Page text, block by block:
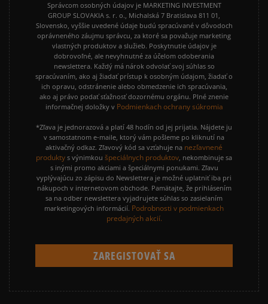
Správcom osobných údajov je MARKETING INVESTMENT
GROUP SLOVAKIA s. r. o., Michalská 7 Bratislava 811 01,
Slovensko, vyššie uvedené údaje budú spracúvané v dôvodoch
oprávneného záujmu správcu, za ktoré sa považuje marketing
vlastných produktov a služieb. Poskytnutie údajov je
dobrovoľné, ale nevyhnutné za účelom odoberania
newslettera. Každý má nárok odvolať svoj súhlas so
spracúvaním, ako aj žiadať prístup k osobným údajom, žiadať o
ich opravu, odstránenie alebo obmedzenie ich spracúvania,
ako aj právo podať sťažnosť dozornému orgánu. Plné znenie
informačnej doložky v Podmienkach ochrany súkromia
*Zľava je jednorazová a platí 48 hodín od jej prijatia. Nájdete ju
v samostatnom e-maile, ktorý vám pošleme po kliknutí na
aktivačný odkaz. Zľavový kód sa vzťahuje na nezľavnené
produkty s výnimkou špeciálnych produktov, nekombinuje sa
s inými promo akciami a špeciálnymi ponukami. Zľavu
vyplývajúcu zo zápisu do Newslettera je možné uplatniť iba pri
nákupoch v internetovom obchode. Pamätajte, že prihlásením
sa na odber newslettera vyjadrujete súhlas so zasielaním
marketingových informácií. Podrobnosti v podmienkach
predajných akcií.